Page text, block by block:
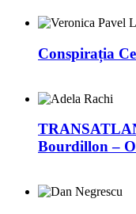
Conspirația
Bourdillon –